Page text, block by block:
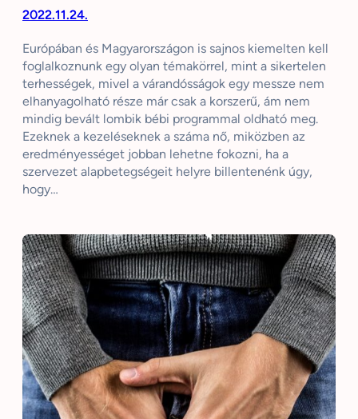
2022.11.24.
Európában és Magyarországon is sajnos kiemelten kell
foglalkoznunk egy olyan témakörrel, mint a sikertelen
terhességek, mivel a várandósságok egy messze nem
elhanyagolható része már csak a korszerű, ám nem
mindig bevált lombik bébi programmal oldható meg.
Ezeknek a kezeléseknek a száma nő, miközben az
eredményességet jobban lehetne fokozni, ha a
szervezet alapbetegségeit helyre billentenénk úgy,
hogy…